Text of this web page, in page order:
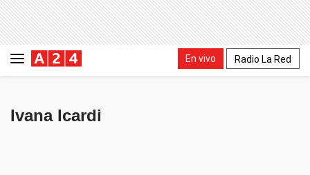
En vivo Radio La Red
Ivana Icardi